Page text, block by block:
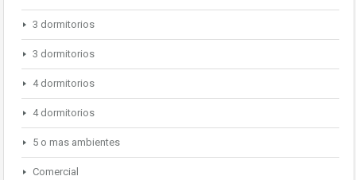
3 dormitorios
3 dormitorios
4 dormitorios
4 dormitorios
5 o mas ambientes
Comercial